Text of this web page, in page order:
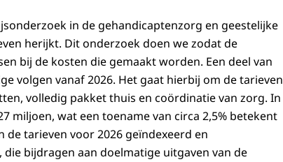
in de gehandicaptenzorg en geestelijke
herijkt. Dit onderzoek doen we zodat de
bij de kosten die gemaakt worden. Een deel van
volgen vanaf 2026. Het gaat hierbij om de tarieven
volledig pakket thuis en coördinatie van zorg. In
miljoen, wat een toename van circa 2,5% betekent
tarieven voor 2026 geïndexeerd en
bijdragen aan doelmatige uitgaven van de